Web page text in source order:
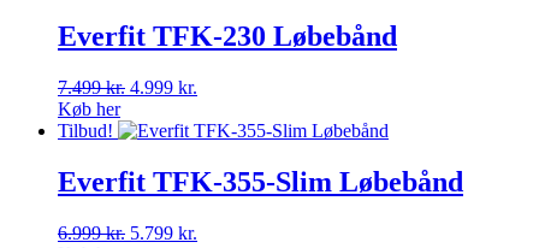
13.999 kr.. 10.499 kr..
Everfit TFK-230 Løbebånd
7.499kr. Den
pris
7.499 kr..
4.999 kr.
pris
4.999 kr..
Køb her
Tilbud!
Everfit TFK-355-Slim Løbebånd
6.999kr. Den
5.799 kr.